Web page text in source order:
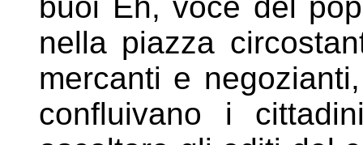
nella piazza
mercanti e
confluivano i